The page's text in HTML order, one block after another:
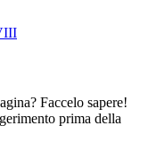
Faccelo sapere!
prima della